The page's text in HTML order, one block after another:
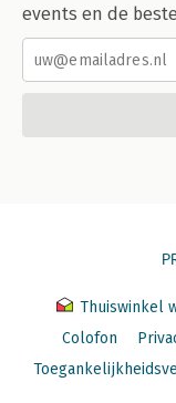
events en de
Thuiswinkel
Colofon